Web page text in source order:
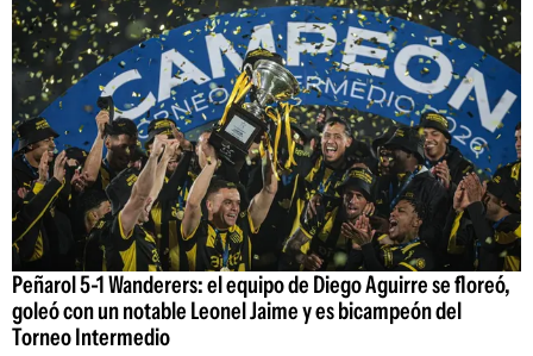
Peñarol 5-1 Wanderers: el equipo de Diego Aguirre se floreó,
goleó con un notable Leonel Jaime y es bicampeón del
Torneo Intermedio